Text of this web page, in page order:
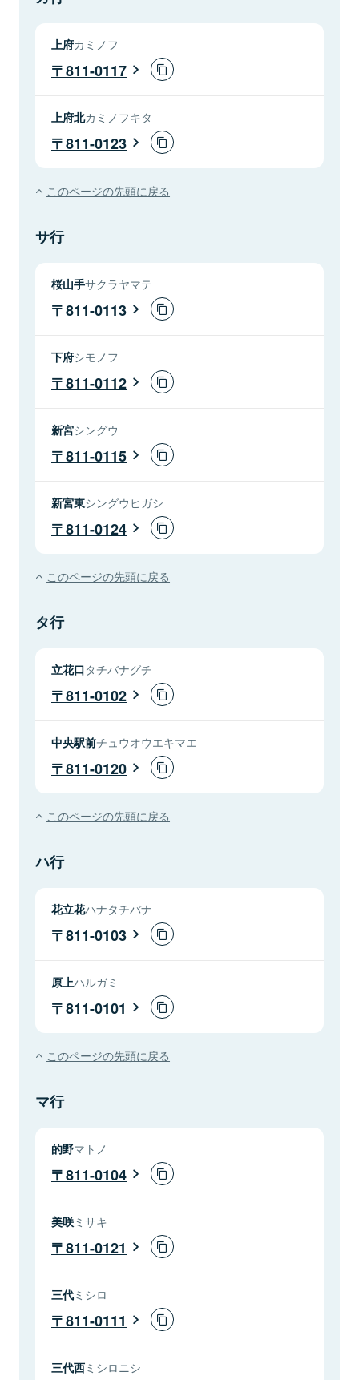
上府カミノフ
811-0117
上府北カミノフキタ
811-0123
このページの先頭に戻る
サ行
桜山手サクラヤマテ
811-0113
下府シモノフ
811-0112
新宮シングウ
811-0115
新宮東シングウヒガシ
811-0124
このページの先頭に戻る
タ行
立花口タチバナグチ
811-0102
中央駅前チュウオウエキマエ
811-0120
このページの先頭に戻る
ハ行
花立花ハナタチバナ
811-0103
原上ハルガミ
811-0101
このページの先頭に戻る
マ行
的野マトノ
811-0104
美咲ミサキ
811-0121
三代ミシロ
811-0111
三代西ミシロニシ